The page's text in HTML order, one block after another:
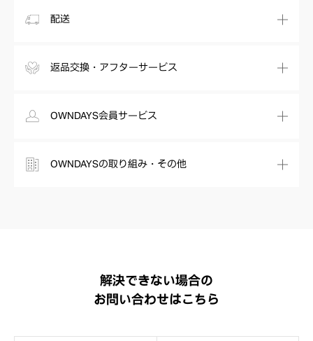
配送
返品交換・アフターサービス
OWNDAYS会員サービス
OWNDAYSの取り組み・その他
解決できない場合の
お問い合わせはこちら